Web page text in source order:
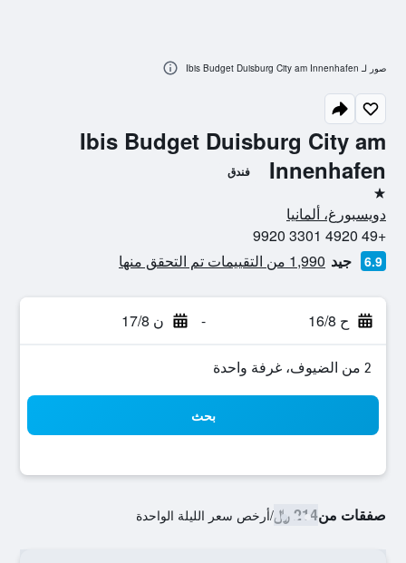
Ibis Budget Duisburg City am
Innenhafen
فندق
نجمة واحدة
دويسبورغ، ألمانيا
+49 4920 3301 9920
6.9 جيد 1,990 من التقييمات تم التحقق منها
ح 16/8 - ن 17/8
2 من الضيوف، غرفة واحدة
بحث
صفقات من214 ﷼ /أرخص سعر الليلة الواحدة
صور لـ Ibis Budget Duisburg City am Innenhafen